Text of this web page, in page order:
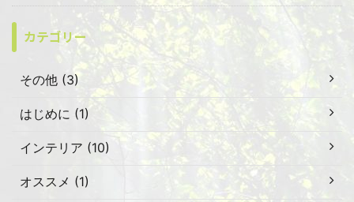
カテゴリー
その他 (3)
はじめに (1)
インテリア (10)
オススメ (1)